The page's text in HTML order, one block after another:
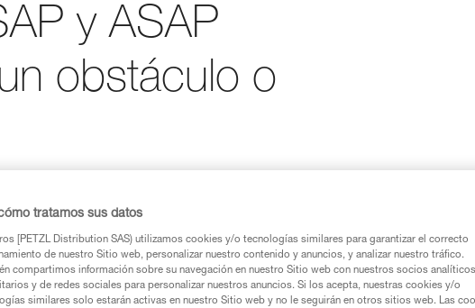
y ASAP
obstáculo o
los productos utilizados en este consejo antes de
de la ficha técnica para poder comprender
tratamos sus datos
[PETZL Distribution SAS) utilizamos cookies y/o tecnologías similares para garantizar el correcto
de nuestro Sitio web, personalizar nuestro contenido y anuncios, y analizar nuestro tráfico.
compartimos información sobre su navegación en nuestro Sitio web con nuestros socios
y de redes sociales para personalizar nuestros anuncios. Si los acepta, nuestras cookies y/o
similares solo estarán activas en nuestro Sitio web y no le seguirán en otros sitios web. Las